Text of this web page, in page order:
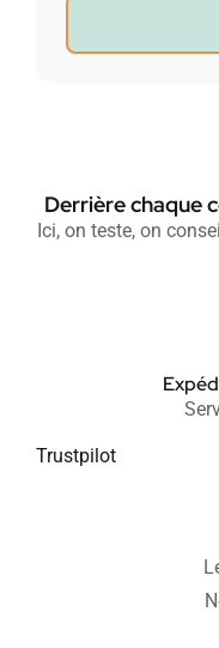
Derrière chaque
Ici, on teste, on
Trustpilot